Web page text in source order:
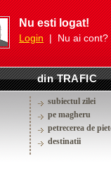
Nu esti logat!
Login| Nu ai cont?
din TRAFIC
subiectul zilei
pe magheru
petrecerea de
destinatii